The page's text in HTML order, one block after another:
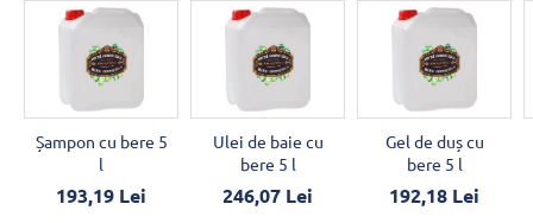
Șampon cu bere 5
l
193,19 Lei
Ulei de baie cu
bere 5 l
246,07 Lei
Gel de duș cu
bere 5 l
192,18 Lei